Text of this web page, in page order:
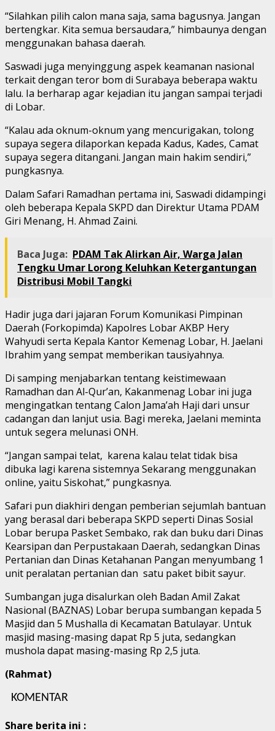
“Silahkan pilih calon mana saja, sama bagusnya. Jangan
bertengkar. Kita semua bersaudara,” himbaunya dengan
menggunakan bahasa daerah.
Saswadi juga menyinggung aspek keamanan nasional
terkait dengan teror bom di Surabaya beberapa waktu
lalu. Ia berharap agar kejadian itu jangan sampai terjadi
di Lobar.
“Kalau ada oknum-oknum yang mencurigakan, tolong
supaya segera dilaporkan kepada Kadus, Kades, Camat
supaya segera ditangani. Jangan main hakim sendiri,”
pungkasnya.
Dalam Safari Ramadhan pertama ini, Saswadi didampingi
oleh beberapa Kepala SKPD dan Direktur Utama PDAM
Giri Menang, H. Ahmad Zaini.
Baca Juga: PDAM Tak Alirkan Air, Warga Jalan
Tengku Umar Lorong Keluhkan Ketergantungan
Distribusi Mobil Tangki
Hadir juga dari jajaran Forum Komunikasi Pimpinan
Daerah (Forkopimda) Kapolres Lobar AKBP Hery
Wahyudi serta Kepala Kantor Kemenag Lobar, H. Jaelani
Ibrahim yang sempat memberikan tausiyahnya.
Di samping menjabarkan tentang keistimewaan
Ramadhan dan Al-Qur’an, Kakanmenag Lobar ini juga
mengingatkan tentang Calon Jama’ah Haji dari unsur
cadangan dan lanjut usia. Bagi mereka, Jaelani meminta
untuk segera melunasi ONH.
“Jangan sampai telat, karena kalau telat tidak bisa
dibuka lagi karena sistemnya Sekarang menggunakan
online, yaitu Siskohat,” pungkasnya.
Safari pun diakhiri dengan pemberian sejumlah bantuan
yang berasal dari beberapa SKPD seperti Dinas Sosial
Lobar berupa Pasket Sembako, rak dan buku dari Dinas
Kearsipan dan Perpustakaan Daerah, sedangkan Dinas
Pertanian dan Dinas Ketahanan Pangan menyumbang 1
unit peralatan pertanian dan satu paket bibit sayur.
Sumbangan juga disalurkan oleh Badan Amil Zakat
Nasional (BAZNAS) Lobar berupa sumbangan kepada 5
Masjid dan 5 Mushalla di Kecamatan Batulayar. Untuk
masjid masing-masing dapat Rp 5 juta, sedangkan
mushola dapat masing-masing Rp 2,5 juta.
(Rahmat)
KOMENTAR
Share berita ini :